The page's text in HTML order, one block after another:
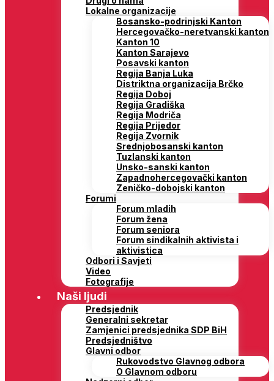
Lokalne organizacije
Bosansko-podrinjski Kanton
Hercegovačko-neretvanski kanton
Kanton 10
Kanton Sarajevo
Posavski kanton
Regija Banja Luka
Distriktna organizacija Brčko
Regija Doboj
Regija Gradiška
Regija Modriča
Regija Prijedor
Regija Zvornik
Srednjobosanski kanton
Tuzlanski kanton
Unsko-sanski kanton
Zapadnohercegovački kanton
Zeničko-dobojski kanton
Forumi
Forum mladih
Forum žena
Forum seniora
Forum sindikalnih aktivista i
aktivistica
Odbori i Savjeti
Video
Fotografije
Naši ljudi
Predsjednik
Generalni sekretar
Zamjenici predsjednika SDP BiH
Predsjedništvo
Glavni odbor
Rukovodstvo Glavnog odbora
O Glavnom odboru